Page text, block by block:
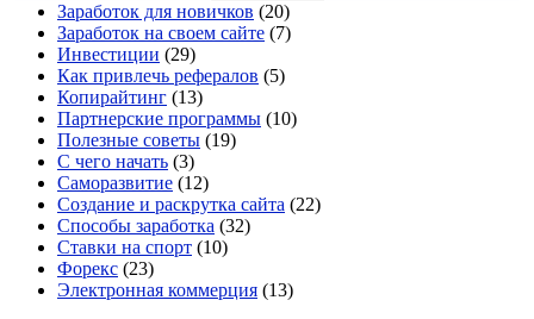
Заработок для новичков (20)
Заработок на своем сайте (7)
Инвестиции (29)
Как привлечь рефералов (5)
Копирайтинг (13)
Партнерские программы (10)
Полезные советы (19)
С чего начать (3)
Саморазвитие (12)
Создание и раскрутка сайта (22)
Способы заработка (32)
Ставки на спорт (10)
Форекс (23)
Электронная коммерция (13)